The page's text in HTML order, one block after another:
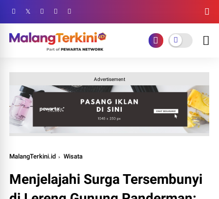
Advertisement
MalangTerkini.id Wisata
Menjelajahi Surga Tersembunyi